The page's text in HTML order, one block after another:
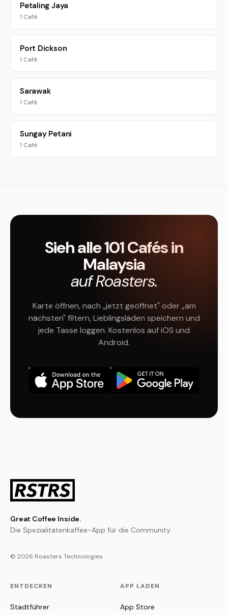
Petaling Jaya
1 Café
Port Dickson
1 Café
Sarawak
1 Café
Sungay Petani
1 Café
Sieh alle 101 Cafés in
Malaysia
auf Roasters.
Karte öffnen, nach „jetzt geöffnet" oder „am
nächsten" filtern, Lieblingsläden speichern und
jede Tasse loggen. Kostenlos auf iOS und
Android.
Great Coffee Inside.
Die Spezialitätenkaffee-App für die Community.
© 2026 Roasters Technologies
ENTDECKEN
Stadtführer
APP LADEN
App Store